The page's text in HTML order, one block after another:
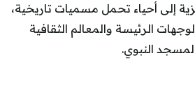
إلى أحياء تحمل مسميات تاريخية،
الرئيسة والمعالم الثقافية
النبوي.